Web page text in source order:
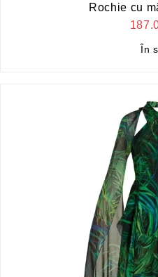
Rochie cu
În